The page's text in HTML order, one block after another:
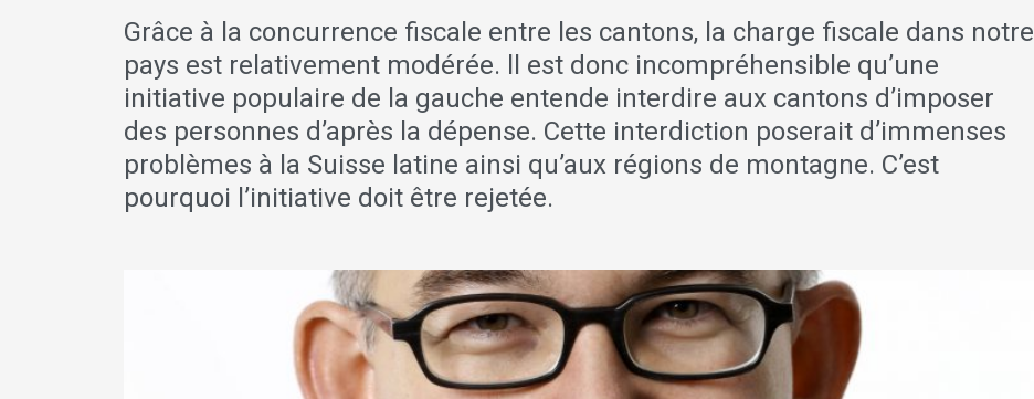
Grâce à la concurrence fiscale entre les cantons, la charge fiscale dans notre
pays est relativement modérée. ll est donc incompréhensible qu’une
initiative populaire de la gauche entende interdire aux cantons d’imposer
des personnes d’après la dépense. Cette interdiction poserait d’immenses
problèmes à la Suisse latine ainsi qu’aux régions de montagne. C’est
pourquoi l’initiative doit être rejetée.